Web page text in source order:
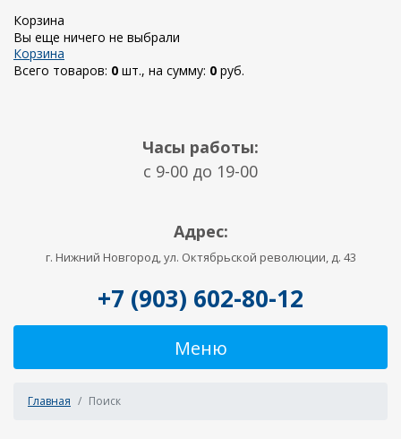
Корзина
Вы еще ничего не выбрали
Корзина
Всего товаров: 0 шт., на сумму: 0 руб.
Часы работы:
c 9-00 до 19-00
Адрес:
г. Нижний Новгород, ул. Октябрьской революции, д. 43
+7 (903) 602-80-12
Меню
Главная Поиск